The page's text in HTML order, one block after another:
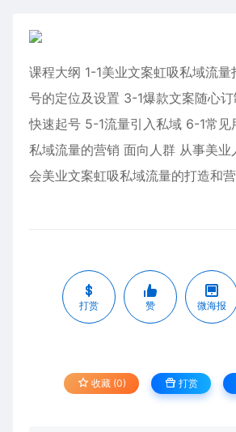
课程大纲 1-1美业文案虹吸私域流
号的定位及设置 3-1爆款文案随心
快速起号 5-1流量引入私域 6-1常见
私域流量的营销 面向人群 从事美业
会美业文案虹吸私域流量的打造和
打赏 赞 微海报
收藏 (0) 打赏